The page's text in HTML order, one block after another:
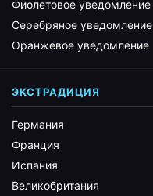
Фиолетовое уведомление
Серебряное уведомление
Оранжевое уведомление
ЭКСТРАДИЦИЯ
Германия
Франция
Испания
Великобритания